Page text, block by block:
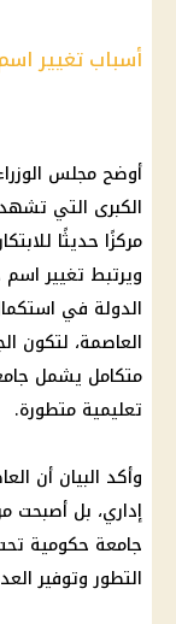
أسباب تغيير
أوضح مجلس
الكبرى التي
مركزًا حديثًا
ويرتبط تغيير
الدولة في
العاصمة، لتكون
متكامل يشمل
تعليمية متطورة.
وأكد البيان أن
إداري، بل أصبحت
جامعة حكومية
التطور وتوفير